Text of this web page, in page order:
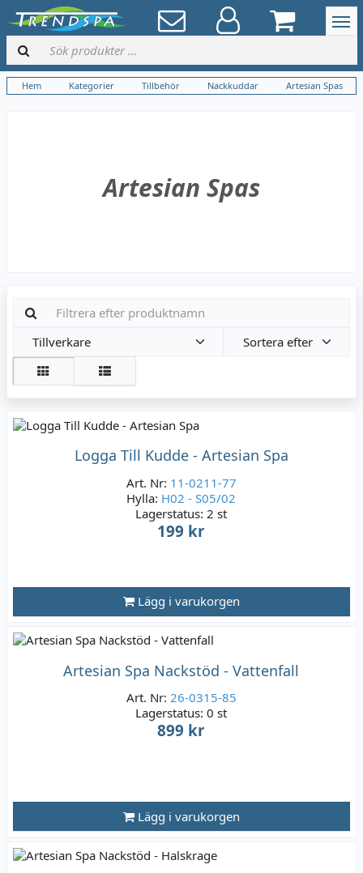
Hem Kategorier Tillbehör Nackkuddar Artesian Spas
Artesian Spas
Tillverkare Sortera efter
Logga Till Kudde - Artesian Spa
Art. Nr: 11-0211-77
Hylla: H02 - S05/02
Lagerstatus: 2 st
199 kr
Lägg i varukorgen
Artesian Spa Nackstöd - Vattenfall
Art. Nr: 26-0315-85
Lagerstatus:0 st
899 kr
Lägg i varukorgen